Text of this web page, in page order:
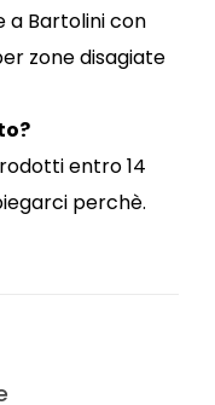
a Bartolini con
zone disagiate
entro 14
perchè.